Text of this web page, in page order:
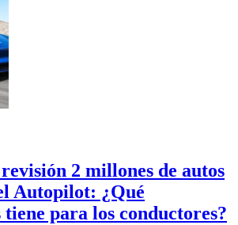
2 millones de autos
Autopilot: ¿Qué
para los conductores?